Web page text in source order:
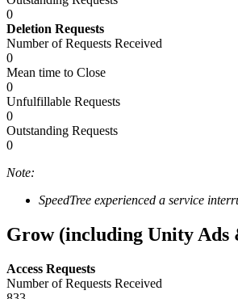
0
Deletion Requests
Number of Requests Received
0
Mean time to Close
0
Unfulfillable Requests
0
Outstanding Requests
0
Note:
SpeedTree experienced a service
Grow (including Unity Ads
Access Requests
Number of Requests Received